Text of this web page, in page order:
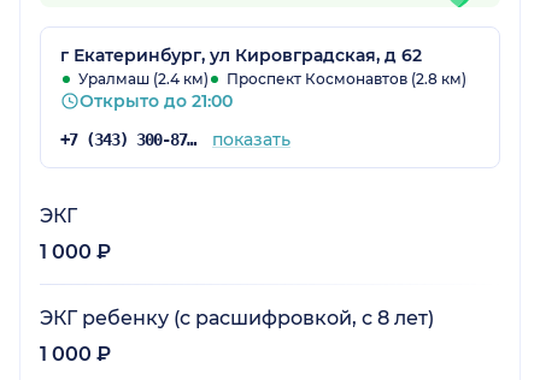
г Екатеринбург, ул Кировградская, д 62
Уралмаш (2.4 км) Проспект Космонавтов (2.8 км)
Открыто до 21:00
+7 (343) 300-87-39 показать
ЭКГ
1 000 ₽
ЭКГ ребенку (с расшифровкой, с 8 лет)
1 000 ₽